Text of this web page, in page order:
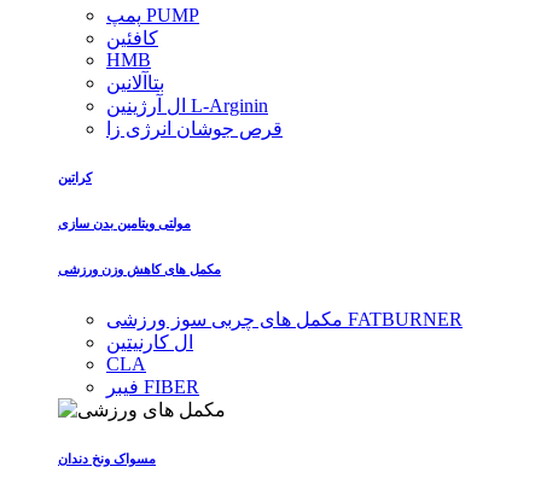
پمپ PUMP
کافئین
HMB
بتاآلانین
ال آرژینین L-Arginin
قرص جوشان انرژی زا
کراتین
مولتی ویتامین بدن سازی
مکمل های کاهش وزن ورزشی
مکمل های چربی سوز ورزشی FATBURNER
ال کارنیتین
CLA
فیبر FIBER
مسواک ونخ دندان